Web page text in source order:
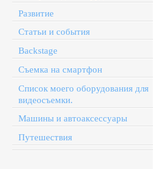
Развитие
Статьи и события
Backstage
Съемка на смартфон
Список моего оборудования для
видеосъемки.
Машины и автоаксессуары
Путешествия